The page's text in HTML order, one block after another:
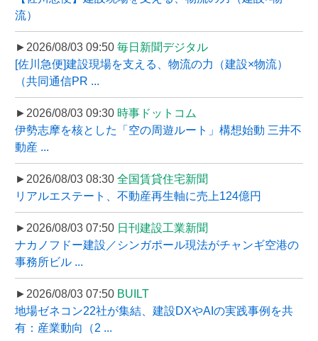
流）
►2026/08/03 09:50 毎日新聞デジタル
[佐川急便]建設現場を支える、物流の力（建設×物流）
（共同通信PR ...
►2026/08/03 09:30 時事ドットコム
伊勢志摩を核とした「空の周遊ルート」構想始動 三井不
動産 ...
►2026/08/03 08:30 全国賃貸住宅新聞
リアルエステート、不動産再生軸に売上124億円
►2026/08/03 07:50 日刊建設工業新聞
ナカノフドー建設／シンガポール現法がチャンギ空港の
事務所ビル ...
►2026/08/03 07:50 BUILT
地場ゼネコン22社が集結、建設DXやAIの実践事例を共
有：産業動向（2 ...